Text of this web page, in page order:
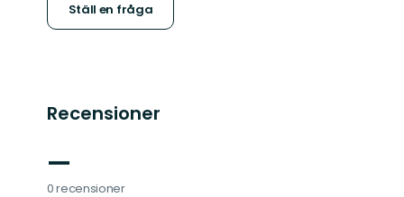
Ställ en fråga
Recensioner
—
0 recensioner